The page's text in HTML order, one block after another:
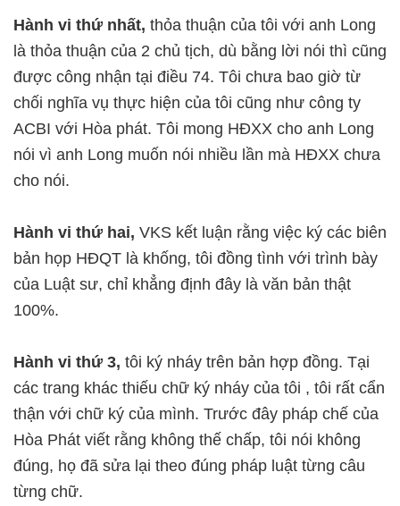
Hành vi thứ nhất, thỏa thuận của tôi với anh Long
là thỏa thuận của 2 chủ tịch, dù bằng lời nói thì cũng
được công nhận tại điều 74. Tôi chưa bao giờ từ
chối nghĩa vụ thực hiện của tôi cũng như công ty
ACBI với Hòa phát. Tôi mong HĐXX cho anh Long
nói vì anh Long muốn nói nhiều lần mà HĐXX chưa
cho nói.
Hành vi thứ hai, VKS kết luận rằng việc ký các biên
bản họp HĐQT là khống, tôi đồng tình với trình bày
của Luật sư, chỉ khẳng định đây là văn bản thật
100%.
Hành vi thứ 3, tôi ký nháy trên bản hợp đồng. Tại
các trang khác thiếu chữ ký nháy của tôi , tôi rất cẩn
thận với chữ ký của mình. Trước đây pháp chế của
Hòa Phát viết rằng không thế chấp, tôi nói không
đúng, họ đã sửa lại theo đúng pháp luật từng câu
từng chữ.